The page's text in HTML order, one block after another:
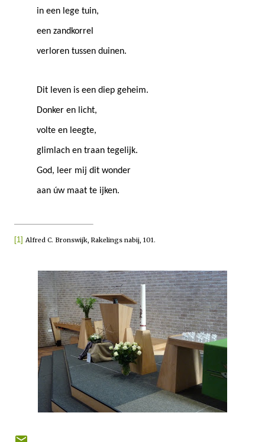
in een lege tuin,
een zandkorrel
verloren tussen duinen.
Dit leven is een diep geheim.
Donker en licht,
volte en leegte,
glimlach en traan tegelijk.
God, leer mij dit wonder
aan úw maat te ijken.
[1] Alfred C. Bronswijk, Rakelings nabij, 101.